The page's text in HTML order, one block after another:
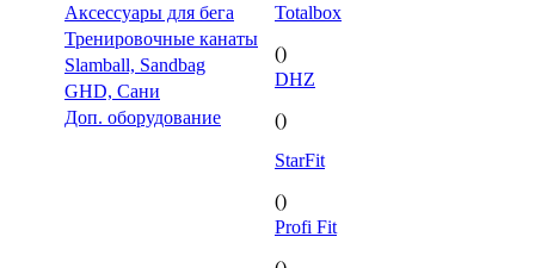
Аксессуары для бега
Тренировочные канаты
Slamball, Sandbag
GHD, Сани
Доп. оборудование
Totalbox
()
DHZ
()
StarFit
()
Profi Fit